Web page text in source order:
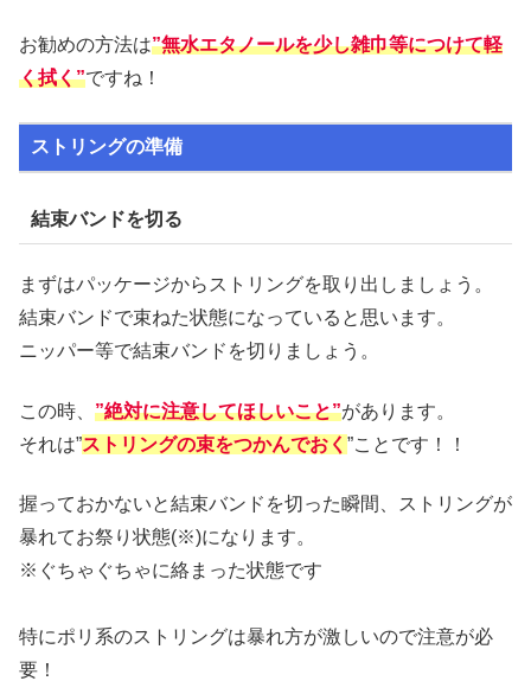
お勧めの方法は”無水エタノールを少し雑巾等につけて軽
く拭く”ですね！
ストリングの準備
結束バンドを切る
まずはパッケージからストリングを取り出しましょう。
結束バンドで束ねた状態になっていると思います。
ニッパー等で結束バンドを切りましょう。
この時、 ”絶対に注意してほしいこと”があります。
それは”ストリングの束をつかんでおく ”ことです！！
握っておかないと結束バンドを切った瞬間、ストリングが
暴れてお祭り状態(※)になります。
※ぐちゃぐちゃに絡まった状態です
特にポリ系のストリングは暴れ方が激しいので注意が必
要！